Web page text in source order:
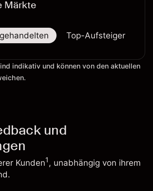
Märkte
Top-Aufsteiger
indikativ und können von den aktuellen
und
Kunden1, unabhängig von ihrem